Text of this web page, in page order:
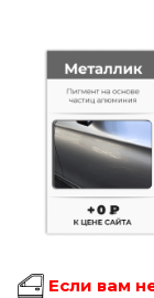
Если вам